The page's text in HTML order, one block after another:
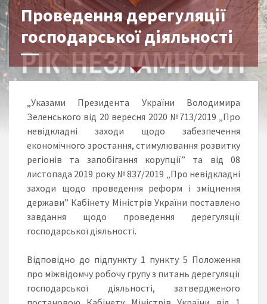
Проведення дерегуляції
господарської діяльності
„Указами Президента України Володимира
Зеленського від 20 вересня 2020 №713/2019 „Про
невідкладні заходи щодо забезпечення
економічного зростання, стимулювання розвитку
регіонів та запобігання корупції” та від 08
листопада 2019 року № 837/2019 „Про невідкладні
заходи щодо проведення реформ і зміцнення
держави” Кабінету Міністрів України поставлено
завдання щодо проведення дерегуляції
господарської діяльності.
Відповідно до підпункту 1 пункту 5 Положення
про міжвідомчу робочу групу з питань дерегуляції
господарської діяльності, затвердженого